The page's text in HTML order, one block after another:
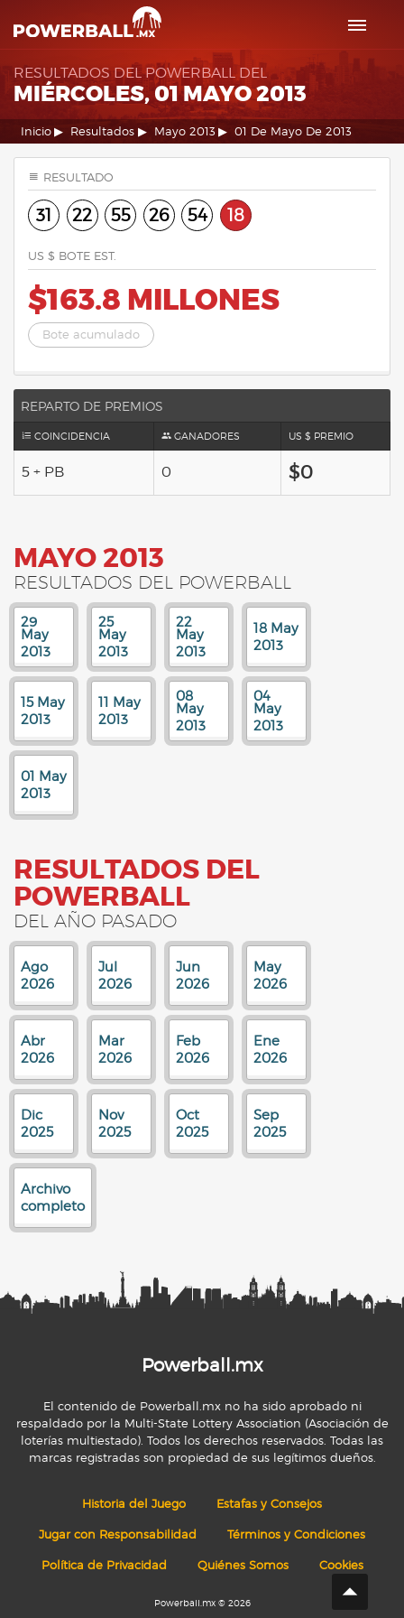
RESULTADOS DEL POWERBALL DEL
MIÉRCOLES, 01 MAYO 2013
Inicio Resultados Mayo 2013 01 De Mayo De 2013
RESULTADO
31 22 55 26 54 18
US $ BOTE EST.
$163.8 MILLONES
Bote acumulado
REPARTO DE PREMIOS
COINCIDENCIA GANADORES US $ PREMIO
5 + PB 0 $0
MAYO 2013
RESULTADOS DEL POWERBALL
29
May
2013
25
May
2013
22
May
2013
18 May
2013
15 May
2013
11 May
2013
08
May
2013
04
May
2013
01 May
2013
RESULTADOS DEL
POWERBALL
DEL AÑO PASADO
Ago
2026
Jul
2026
Jun
2026
May
2026
Abr
2026
Mar
2026
Feb
2026
Ene
2026
Dic
2025
Nov
2025
Oct
2025
Sep
2025
Archivo
completo
Powerball.mx
El contenido de Powerball.mx no ha sido aprobado ni
respaldado por la Multi-State Lottery Association (Asociación de
loterías multiestado). Todos los derechos reservados. Todas las
marcas registradas son propiedad de sus legítimos dueños.
Historia del Juego Estafas y Consejos
Jugar con Responsabilidad Términos y Condiciones
Política de Privacidad Quiénes Somos Cookies
Powerball.mx © 2026